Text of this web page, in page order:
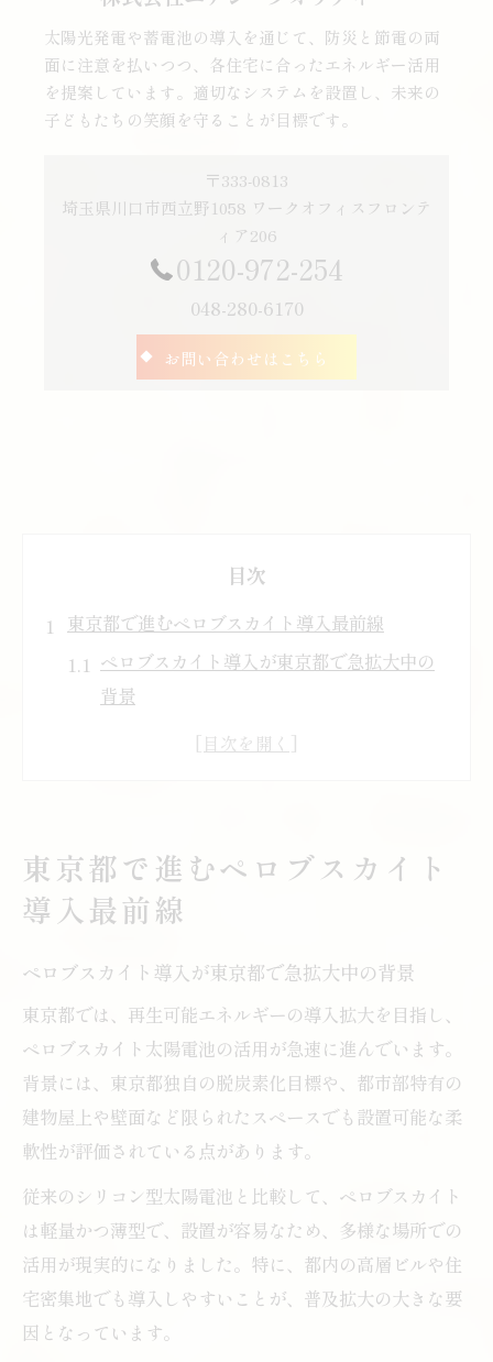
太陽光発電や蓄電池の導入を通じて、防災と節電の両
面に注意を払いつつ、各住宅に合ったエネルギー活用
を提案しています。適切なシステムを設置し、未来の
子どもたちの笑顔を守ることが目標です。
〒333-0813
埼玉県川口市西立野1058 ワークオフィスフロンテ
ィア206
0120-972-254
048-280-6170
お問い合わせはこちら
目次
東京都で進むペロブスカイト導入最前線
ペロブスカイト導入が東京都で急拡大中の
背景
東京都が注目するペロブスカイトの特徴と
ペロブスカイト導入時に押さえるべき行政
支援
次世代型ソーラーセルの最新動向と東京都の動
き
ペロブスカイトが牽引する次世代型ソーラ
ーセルの進化
ソーラーセル新技術への東京都の支援策ま
とめ
ペロブスカイトを活用した実証実験の現状
分析
東京都で進むペロブスカイト
導入最前線
ペロブスカイト導入が東京都で急拡大中の背景
東京都では、再生可能エネルギーの導入拡大を目指し、
ペロブスカイト太陽電池の活用が急速に進んでいます。
背景には、東京都独自の脱炭素化目標や、都市部特有の
建物屋上や壁面など限られたスペースでも設置可能な柔
軟性が評価されている点があります。
従来のシリコン型太陽電池と比較して、ペロブスカイト
は軽量かつ薄型で、設置が容易なため、多様な場所での
活用が現実的になりました。特に、都内の高層ビルや住
宅密集地でも導入しやすいことが、普及拡大の大きな要
因となっています。